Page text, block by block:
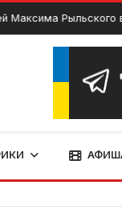
Рыльского в